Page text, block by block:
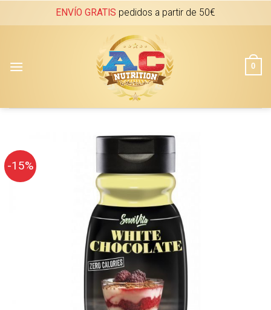
ENVÍO GRATIS pedidos a partir de 50€
0
-15%